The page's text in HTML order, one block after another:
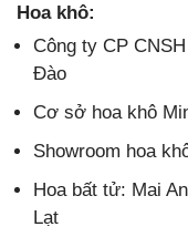
Hoa khô:
Công ty CP
Đào
Cơ sở hoa khô
Showroom hoa
Hoa bất tử: Mai
Lạt